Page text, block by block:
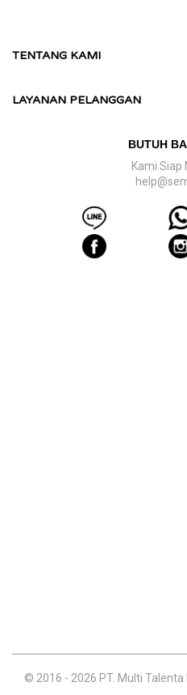
TENTANG KAMI
LAYANAN PELANGGAN
BUTUH
Kami Siap
© 2016 - 2026 PT. Multi Talenta